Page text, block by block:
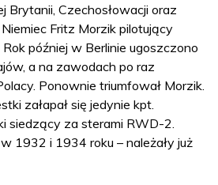
Brytanii, Czechosłowacji oraz
Fritz Morzik pilotujący
później w Berlinie ugoszczono
a na zawodach po raz
Ponownie triumfował Morzik.
załapał się jedynie kpt.
siedzący za sterami RWD-2.
1932 i 1934 roku – należały już